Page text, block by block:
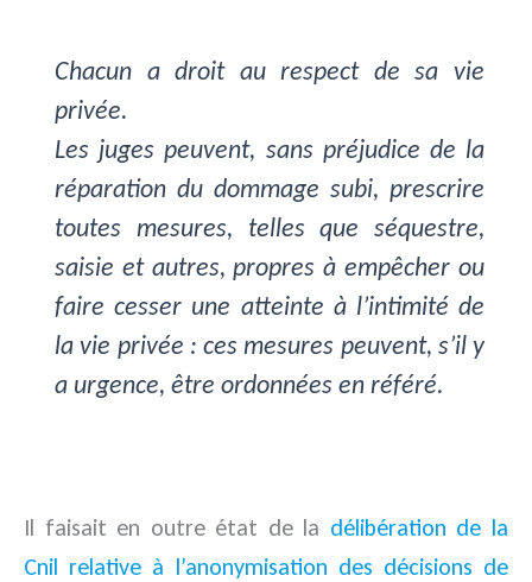
Chacun a droit au respect de sa vie
privée.
Les juges peuvent, sans préjudice de la
réparation du dommage subi, prescrire
toutes mesures, telles que séquestre,
saisie et autres, propres à empêcher ou
faire cesser une atteinte à l’intimité de
la vie privée : ces mesures peuvent, s’il y
a urgence, être ordonnées en référé.
Il faisait en outre état de la délibération de la
Cnil relative à l’anonymisation des décisions de